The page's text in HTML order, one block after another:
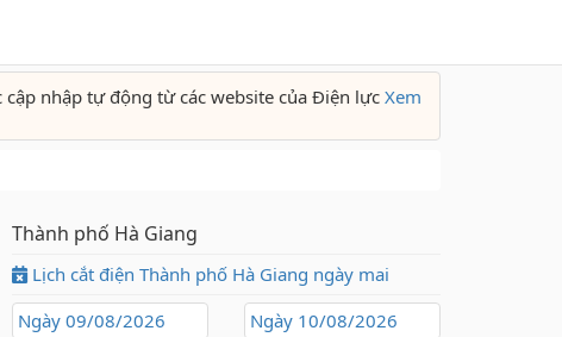
nhập tự động từ các website của Điện lực Xem
Thành phố Hà Giang
Lịch cắt điện Thành phố Hà Giang ngày mai
Ngày 09/08/2026
Ngày 10/08/2026